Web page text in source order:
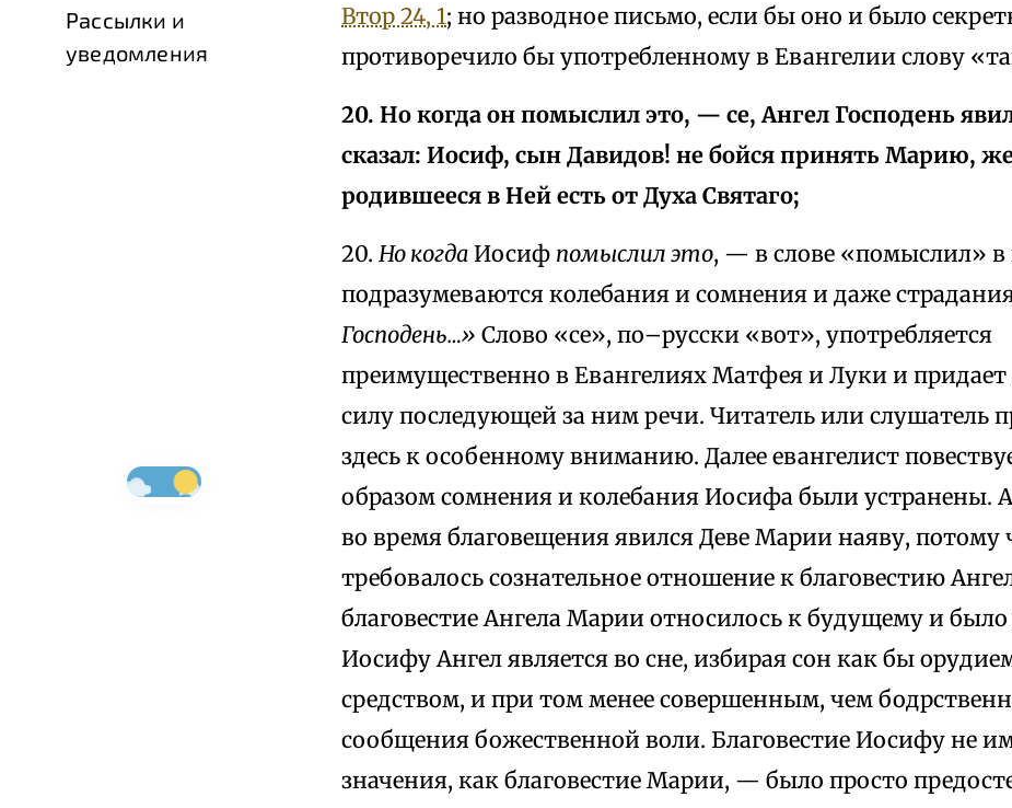
Рассылки и
уведомления
Втор 24, 1; но разводное письмо, если бы оно и было
противоречило бы употребленному в Евангелии слову
20. Но когда он помыслил это, — се, Ангел Господень
сказал: Иосиф, сын Давидов! не бойся принять Марию,
родившееся в Ней есть от Духа Святаго;
20. Но когда Иосиф помыслил это, — в слове «помыслил» в
подразумеваются колебания и сомнения и даже
Господень…» Слово «се», по–русски «вот», употребляется
преимущественно в Евангелиях Матфея и Луки и
силу последующей за ним речи. Читатель или слушатель
здесь к особенному вниманию. Далее евангелист
образом сомнения и колебания Иосифа были устранены.
во время благовещения явился Деве Марии наяву, потому
требовалось сознательное отношение к благовестию
благовестие Ангела Марии относилось к будущему и
Иосифу Ангел является во сне, избирая сон как бы
средством, и при том менее совершенным, чем
сообщения божественной воли. Благовестие Иосифу не
значения, как благовестие Марии, — было просто